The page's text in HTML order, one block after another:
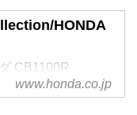
HONDA
CB1100R
を投入した限定生
www.honda.co.jp